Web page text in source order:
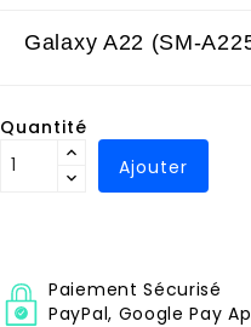
Galaxy A22 (SM-
Quantité
Ajouter
Paiement Sécurisé
PayPal, Google Pay